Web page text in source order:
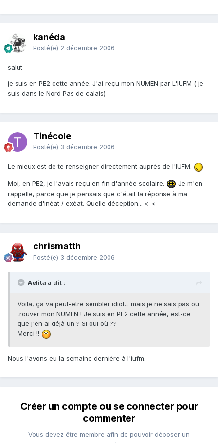
kanéda
Posté(e) 2 décembre 2006
salut
je suis en PE2 cette année. J'ai reçu mon NUMEN par L'IUFM ( je
suis dans le Nord Pas de calais)
Tinécole
Posté(e) 3 décembre 2006
Le mieux est de te renseigner directement auprès de l'IUFM.
Moi, en PE2, je l'avais reçu en fin d'année scolaire.
Je m'en
rappelle, parce que je pensais que c'était la réponse à ma
demande d'inéat / exéat. Quelle déception... <_<
chrismatth
Posté(e) 3 décembre 2006
Aelita a dit :
Voilà, ça va peut-être sembler idiot... mais je ne sais pas où
trouver mon NUMEN ! Je suis en PE2 cette année, est-ce
que j'en ai déjà un ? Si oui où ??
Merci !!
Nous l'avons eu la semaine dernière à l'iufm.
Créer un compte ou se connecter pour
commenter
Vous devez être membre afin de pouvoir déposer un